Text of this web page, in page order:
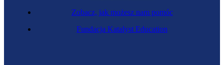
Zobacz, jak możesz nam pomóc
Fundacja Katalyst Education